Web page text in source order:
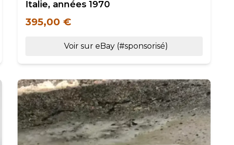
Italie, années 1970
395,00 €
Voir sur eBay (#sponsorisé)